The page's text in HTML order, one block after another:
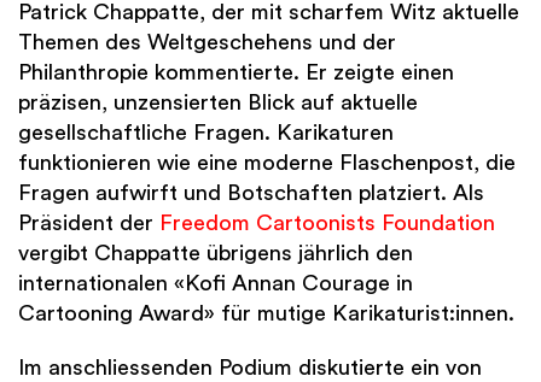
Patrick Chappatte, der mit scharfem Witz aktuelle
Themen des Weltgeschehens und der
Philanthropie kommentierte. Er zeigte einen
präzisen, unzensierten Blick auf aktuelle
gesellschaftliche Fragen. Karikaturen
funktionieren wie eine moderne Flaschenpost, die
Fragen aufwirft und Botschaften platziert. Als
Präsident der Freedom Cartoonists Foundation
vergibt Chappatte übrigens jährlich den
internationalen «Kofi Annan Courage in
Cartooning Award» für mutige Karikaturist:innen.
Im anschliessenden Podium diskutierte ein von